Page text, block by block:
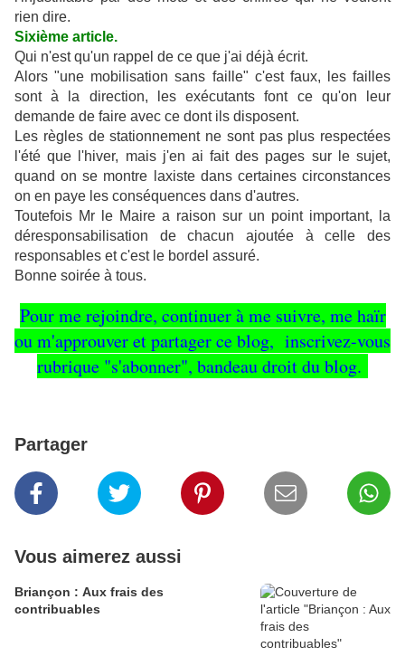
rien dire.
Sixième article.
Qui n'est qu'un rappel de ce que j'ai déjà écrit.
Alors "une mobilisation sans faille" c'est faux, les failles
sont à la direction, les exécutants font ce qu'on leur
demande de faire avec ce dont ils disposent.
Les règles de stationnement ne sont pas plus respectées
l'été que l'hiver, mais j'en ai fait des pages sur le sujet,
quand on se montre laxiste dans certaines circonstances
on en paye les conséquences dans d'autres.
Toutefois Mr le Maire a raison sur un point important, la
déresponsabilisation de chacun ajoutée à celle des
responsables et c'est le bordel assuré.
Bonne soirée à tous.
Pour me rejoindre, continuer à me suivre, me haïr
ou m'approuver et partager ce blog, inscrivez-vous
rubrique "s'abonner", bandeau droit du blog.
Partager
Vous aimerez aussi
Briançon : Aux frais des
contribuables